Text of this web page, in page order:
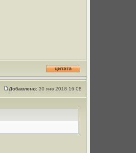
Добавлено: 30 янв 2018 16:08